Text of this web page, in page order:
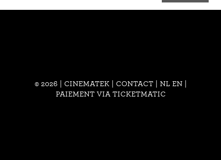
© 2026 | CINEMATEK | CONTACT| NL EN
PAIEMENT VIA TICKETMATIC